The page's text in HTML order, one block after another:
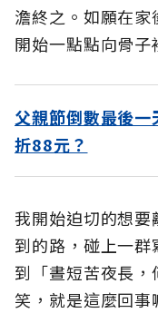
澹終之。如願在
開始一點點向骨子
父親節倒數最後
折88元？
我開始迫切的想
到的路，碰上一
到「晝短苦夜長
笑，就是這麼回事